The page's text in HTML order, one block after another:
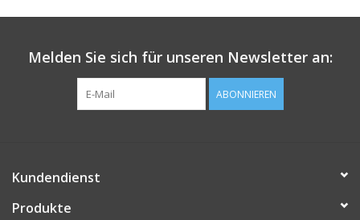
Melden Sie sich für unseren Newsletter an:
ABONNIEREN
Kundendienst
Produkte